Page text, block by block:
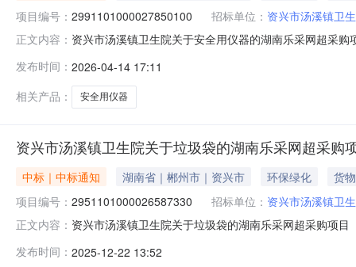
项目编号： 2991101000027850100 招标单位： 资兴市汤溪镇卫
正文内容： 资兴市汤溪镇卫生院关于安全用仪器的湖南乐采网超采
二、采购单位信息采购单位名称：资兴市汤溪镇卫生院
发布时间： 2026-04-14 17:11
相关产品：
安全用仪器
资兴市汤溪镇卫生院关于垃圾袋的湖南乐采网超采购
中标｜中标通知 湖南省｜郴州市｜资兴市 环保绿化
货物
项目编号： 2951101000026587330 招标单位： 资兴市汤溪镇卫
正文内容： 资兴市汤溪镇卫生院关于垃圾袋的湖南乐采网超采购项
单位信息采购单位名称：资兴市汤溪镇卫生院采购单位
发布时间： 2025-12-22 13:52